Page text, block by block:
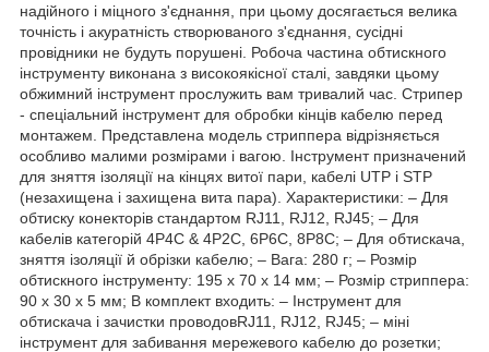
надійного і міцного з'єднання, при цьому досягається велика
точність і акуратність створюваного з'єднання, сусідні
провідники не будуть порушені. Робоча частина обтискного
інструменту виконана з високоякісної сталі, завдяки цьому
обжимний інструмент прослужить вам тривалий час. Стрипер
- спеціальний інструмент для обробки кінців кабелю перед
монтажем. Представлена модель стриппера відрізняється
особливо малими розмірами і вагою. Інструмент призначений
для зняття ізоляції на кінцях витої пари, кабелі UTP і STP
(незахищена і захищена вита пара). Характеристики: – Для
обтиску конекторів стандартом RJ11, RJ12, RJ45; – Для
кабелів категорій 4P4C & 4P2C, 6P6C, 8P8C; – Для обтискача,
зняття ізоляції й обрізки кабелю; – Вага: 280 г; – Розмір
обтискного інструменту: 195 x 70 x 14 мм; – Розмір стриппера:
90 x 30 x 5 мм; В комплект входить: – Інструмент для
обтискача і зачистки проводовRJ11, RJ12, RJ45; – міні
інструмент для забивання мережевого кабелю до розетки;